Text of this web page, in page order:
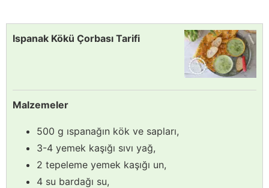
Ispanak Kökü Çorbası Tarifi
Malzemeler
500 g ıspanağın kök ve sapları,
3-4 yemek kaşığı sıvı yağ,
2 tepeleme yemek kaşığı un,
4 su bardağı su,